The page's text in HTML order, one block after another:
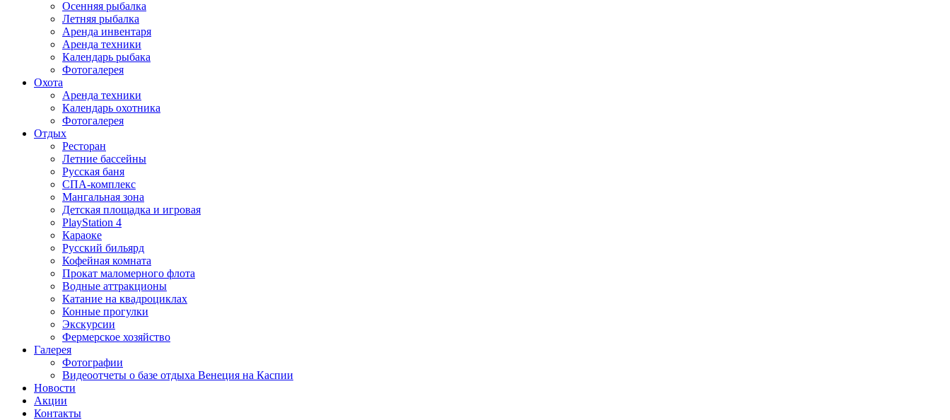
Осенняя рыбалка
Летняя рыбалка
Аренда инвентаря
Аренда техники
Календарь рыбака
Фотогалерея
Охота
Аренда техники
Календарь охотника
Фотогалерея
Отдых
Ресторан
Летние бассейны
Русская баня
СПА-комплекс
Мангальная зона
Детская площадка и игровая
PlayStation 4
Караоке
Русский бильярд
Кофейная комната
Прокат маломерного флота
Водные аттракционы
Катание на квадроциклах
Конные прогулки
Экскурсии
Фермерское хозяйство
Галерея
Фотографии
Видеоотчеты о базе отдыха Венеция на Каспии
Новости
Акции
Контакты